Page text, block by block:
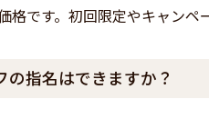
格です。初回限定やキャンペ
の指名はできますか？